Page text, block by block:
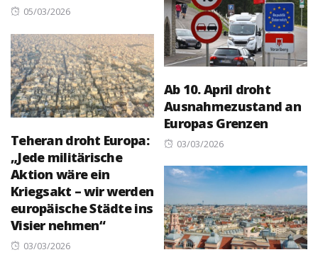
Posted
05/03/2026
Ab 10. April droht
Ausnahmezustand an
Europas Grenzen
Posted
03/03/2026
Teheran droht Europa:
„Jede militärische
Aktion wäre ein
Kriegsakt – wir werden
europäische Städte ins
Visier nehmen“
Posted
03/03/2026